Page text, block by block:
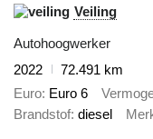
Veiling
Autohoogwerker
2022
72.491 km
Euro Euro 6
Brandstof diesel